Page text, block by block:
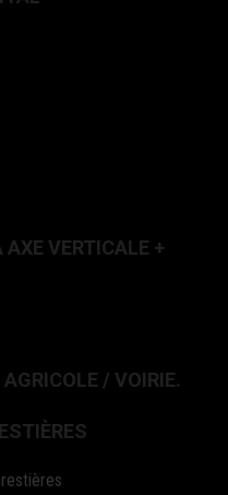
VERTICALE +
/ VOIRIE.